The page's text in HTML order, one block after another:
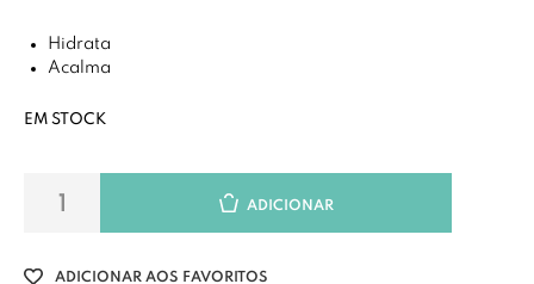
Hidrata
Acalma
EM STOCK
ADICIONAR
ADICIONAR AOS FAVORITOS